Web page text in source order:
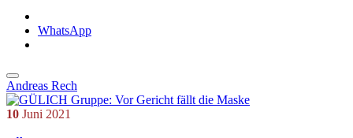
WhatsApp
Andreas Rech
10 Juni 2021